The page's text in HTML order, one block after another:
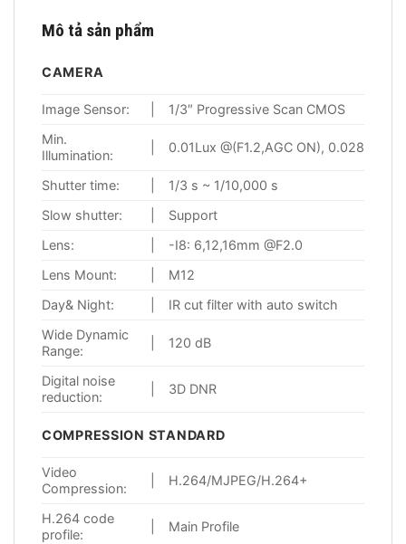
Mô tả sản phẩm
CAMERA
Image Sensor:
1/3″ Progressive Scan CMOS
Min.
Illumination:
0.01Lux @(F1.2,AGC ON), 0.028Lux
Shutter time:
1/3 s ~ 1/10,000 s
Slow shutter:
Support
Lens:
-I8: 6,12,16mm @F2.0
Lens Mount:
M12
Day& Night:
IR cut filter with auto switch
Wide Dynamic
Range:
120 dB
Digital noise
reduction:
3D DNR
COMPRESSION STANDARD
Video
Compression:
H.264/MJPEG/H.264+
H.264 code
profile:
Main Profile